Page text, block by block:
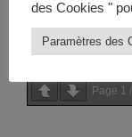
Page 1 /
des Cookies "
Paramètres des